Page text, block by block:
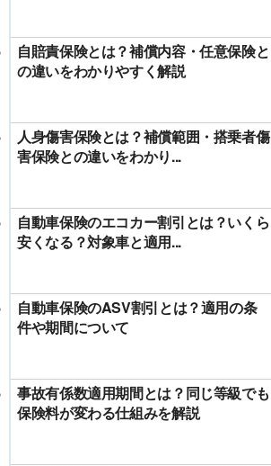
自賠責保険とは？補償内容・任意保険と
の違いをわかりやすく解説
人身傷害保険とは？補償範囲・搭乗者傷
害保険との違いをわかり...
自動車保険のエコカー割引とは？いくら
安くなる？対象車と適用...
自動車保険のASV割引とは？適用の条
件や期間について
事故有係数適用期間とは？同じ等級でも
保険料が変わる仕組みを解説